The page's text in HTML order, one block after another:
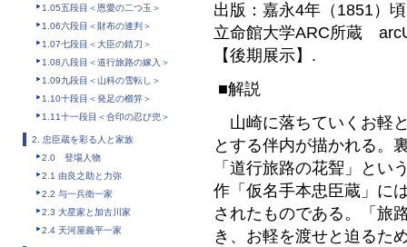
1.05五段目＜恩愛の二つ玉＞
1.06六段目＜財布の連判＞
1.07七段目＜大臣の錆刀＞
1.08八段目＜道行旅路の嫁入＞
1.09九段目＜山科の雪転し＞
1.10十段目＜発足の櫛笄＞
1.11十一段目＜合印の忍び兜＞
2. 忠臣蔵を彩る人と家族
2.0 登場人物
2.1 由良之助と力弥
2.2 与一兵衛一家
2.3 大星家と加古川家
2.4 天河屋義平一家
出版：嘉永4年（1851）
立命館大学ARC所蔵
【後期展示】.
■解説
山崎に落ちていくお軽
とする伴内が描かれる。
「道行旅路の花聟」とい
作「仮名手本忠臣蔵」に
されたものである。「旅
き、お軽を渡せと迫るた